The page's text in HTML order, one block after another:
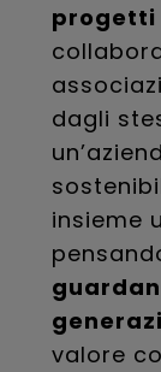
progetti
dagli
insieme
valore